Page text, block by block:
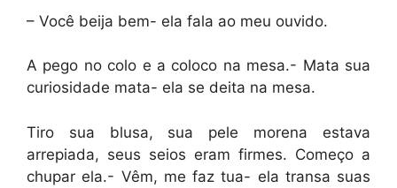
– Você beija bem- ela fala ao meu ouvido.
A pego no colo e a coloco na mesa.- Mata sua
curiosidade mata- ela se deita na mesa.
Tiro sua blusa, sua pele morena estava
arrepiada, seus seios eram firmes. Começo a
chupar ela.- Vêm, me faz tua- ela transa suas